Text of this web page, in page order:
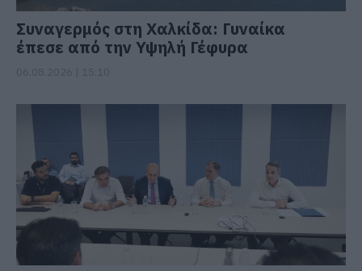
Συναγερμός στη Χαλκίδα: Γυναίκα
έπεσε από την Υψηλή Γέφυρα